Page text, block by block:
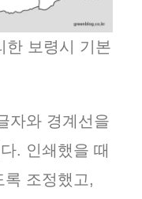
한 보령시 기본
자와 경계선을
. 인쇄했을 때
조정했고,